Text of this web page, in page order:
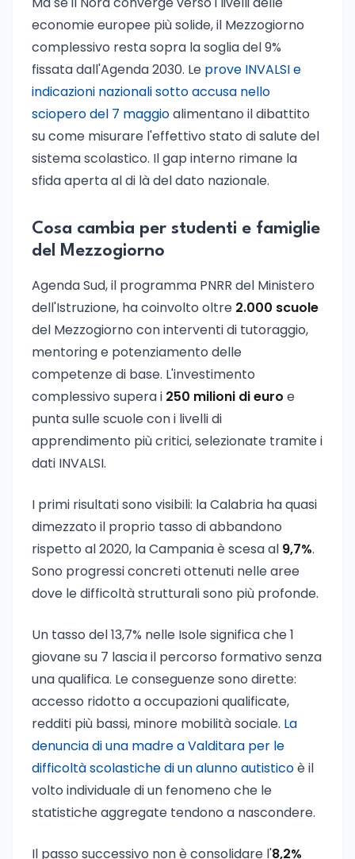
economie europee più solide, il Mezzogiorno
complessivo resta sopra la soglia del 9%
fissata dall'Agenda 2030. Le prove INVALSI e
indicazioni nazionali sotto accusa nello
sciopero del 7 maggioalimentano il dibattito
su come misurare l'effettivo stato di salute del
sistema scolastico. Il gap interno rimane la
sfida aperta al di là del dato nazionale.
Cosa cambia per studenti e famiglie
del Mezzogiorno
Agenda Sud, il programma PNRR del Ministero
dell'Istruzione, ha coinvolto oltre 2.000 scuole
del Mezzogiorno con interventi di tutoraggio,
mentoring e potenziamento delle
competenze di base. L'investimento
complessivo supera i 250 milioni di euro e
punta sulle scuole con i livelli di
apprendimento più critici, selezionate tramite i
dati INVALSI.
I primi risultati sono visibili: la Calabria ha quasi
dimezzato il proprio tasso di abbandono
rispetto al 2020, la Campania è scesa al 9,7%.
Sono progressi concreti ottenuti nelle aree
dove le difficoltà strutturali sono più profonde.
Un tasso del 13,7% nelle Isole significa che 1
giovane su 7 lascia il percorso formativo senza
una qualifica. Le conseguenze sono dirette:
accesso ridotto a occupazioni qualificate,
redditi più bassi, minore mobilità sociale. La
denuncia di una madre a Valditara per le
difficoltà scolastiche di un alunno autisticoè il
volto individuale di un fenomeno che le
statistiche aggregate tendono a nascondere.
Il passo successivo non è consolidare l'8,2%